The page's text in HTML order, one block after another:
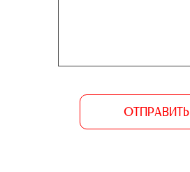
ОТПРАВИТЬ